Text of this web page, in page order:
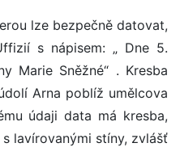
lze bezpečně datovat,
s nápisem: „ Dne 5.
Marie Sněžné“ . Kresba
Arna poblíž umělcova
údaji data má kresba,
lavírovanými stíny, zvlášť